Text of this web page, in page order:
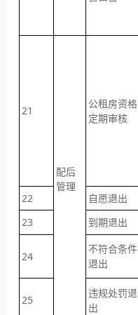
21
配后
管理
公租房资格
定期审核
22 自愿退出
23 到期退出
24
不符合条件
退出
25
违规处罚退
出